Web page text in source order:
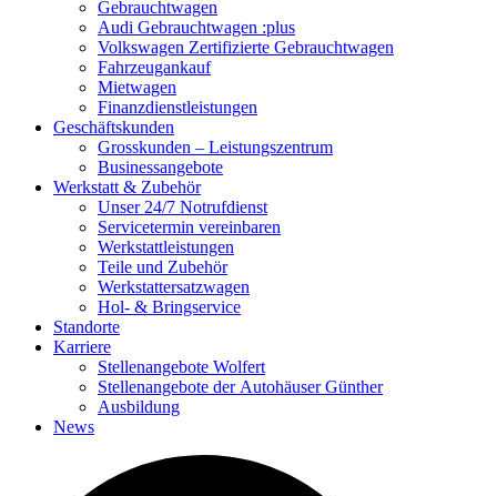
Gebrauchtwagen
Audi Gebrauchtwagen :plus
Volkswagen Zertifizierte Gebrauchtwagen
Fahrzeugankauf
Mietwagen
Finanzdienstleistungen
Geschäftskunden
Grosskunden – Leistungszentrum
Businessangebote
Werkstatt & Zubehör
Unser 24/7 Notrufdienst
Servicetermin vereinbaren
Werkstattleistungen
Teile und Zubehör
Werkstattersatzwagen
Hol- & Bringservice
Standorte
Karriere
Stellenangebote Wolfert
Stellenangebote der Autohäuser Günther
Ausbildung
News